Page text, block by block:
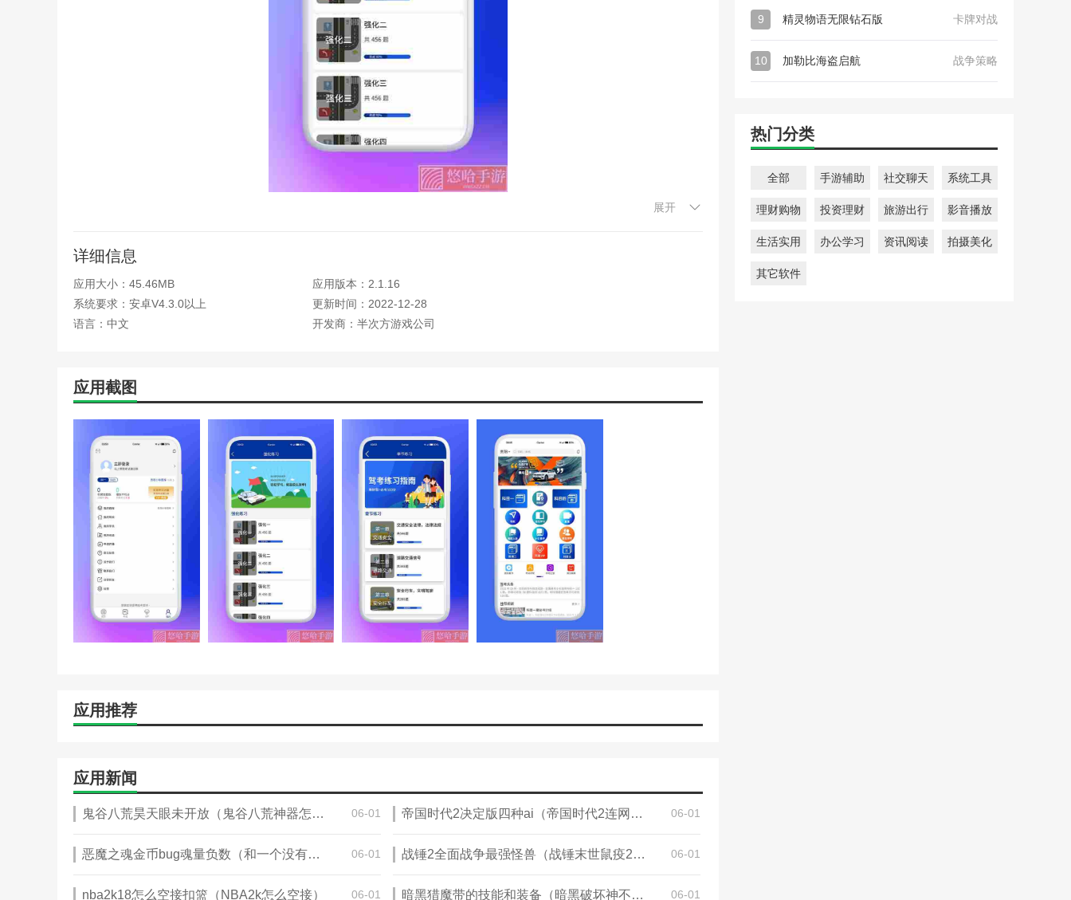
1.详细分类。所有信息都被详细分类。学驾照容易多了。模拟真实环境进行用户现场测试。
3.每天在驾考云APP上提供大量练习题，可以不断提升知识，解决驾照考试中的用户问题，提高驾驶安全性。
2.主要有两种模式，两种练习模式可供选择:背诵模式和应对模式。用户可以学到很多关于驾考的知识和技能。
驾考云优势
1.在驾考云APP整理错误答案提问的过程中，整理错误答案有助于后期整理。
2.课程分类。所有的学习课程都是分类的，任何人都可以轻松选择自己想学的课程。
3.学习记录。每天的学习信息都有记录，可以给你提供一个很好的学习方法。
4.考场信息帮助用户在综合数据的基础上获取考场的天气信息。
展开
详细信息
应用大小：45.46MB
应用版本：2.1.16
系统要求：安卓V4.3.0以上
更新时间：2022-12-28
语言：中文
开发商：半次方游戏公司
应用截图
应用推荐
应用新闻
鬼谷八荒昊天眼未开放（鬼谷八荒神器怎么开） 06-01 帝国时代2决定版四种ai（帝国时代2连网时，如何让AI跟别人打，而自己成为旁观者） 06-01
恶魔之魂金币bug魂量负数（和一个没有情商的人生活一辈子累吗） 06-01 战锤2全面战争最强怪兽（战锤末世鼠疫2赏金天赋怎么点） 06-01
nba2k18怎么空接扣篮（NBA2k怎么空接） 06-01 暗黑猎魔带的技能和装备（暗黑破坏神不朽猎魔人副手选择） 06-01
9 精灵物语无限钻石版 卡牌对战
10 加勒比海盗启航 战争策略
热门分类
全部 手游辅助 社交聊天 系统工具
理财购物 投资理财 旅游出行 影音播放
生活实用 办公学习 资讯阅读 拍摄美化
其它软件